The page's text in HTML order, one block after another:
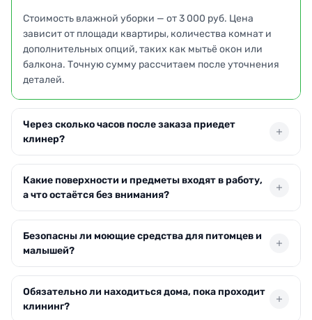
Стоимость влажной уборки — от 3 000 руб. Цена
зависит от площади квартиры, количества комнат и
дополнительных опций, таких как мытьё окон или
балкона. Точную сумму рассчитаем после уточнения
деталей.
Через сколько часов после заказа приедет
клинер?
команда прибывает через 1–2 часа после
подтверждения заявки, если вы находитесь в зоне
обслуживания. Точное время согласуем заранее.
Какие поверхности и предметы входят в работу,
а что остаётся без внимания?
плинтусы, зеркала и полы. Технику, люстры,
внутренние ящики и балкон не трогаем. Окна моем
только при заказе отдельной услуги.
Безопасны ли моющие средства для питомцев и
малышей?
нейтральным запахом, которые не вредят животным и
детям. При необходимости можем провести наведение
Обязательно ли находиться дома, пока проходит
клининг?